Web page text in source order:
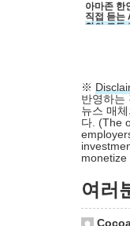
아마존 한
직접 듣는
화의 모든
※
반영하는
뉴스 매
다. (The
monetize
여러